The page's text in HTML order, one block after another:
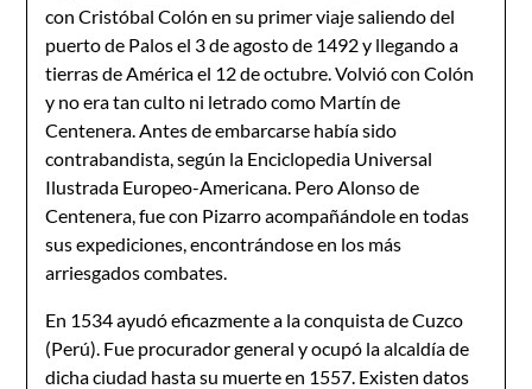
con Cristóbal Colón en su primer viaje saliendo del
puerto de Palos el 3 de agosto de 1492 y llegando a
tierras de América el 12 de octubre. Volvió con Colón
y no era tan culto ni letrado como Martín de
Centenera. Antes de embarcarse había sido
contrabandista, según la Enciclopedia Universal
Ilustrada Europeo-Americana. Pero Alonso de
Centenera, fue con Pizarro acompañándole en todas
sus expediciones, encontrándose en los más
arriesgados combates.
En 1534 ayudó eficazmente a la conquista de Cuzco
(Perú). Fue procurador general y ocupó la alcaldía de
dicha ciudad hasta su muerte en 1557. Existen datos